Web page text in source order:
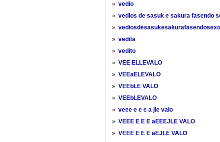
» vedio
» vedios de sasuk e sakura fasendo
» vediosdesasukesakurafasendosexo
» vedita
» vedito
» VEE ELLEVALO
» VEEaELEVALO
» VEEbLE VALO
» VEEbLEVALO
» veee e e e a jle valo
» VEEE E E E aEEEJLE VALO
» VEEE E E E aEJLE VALO